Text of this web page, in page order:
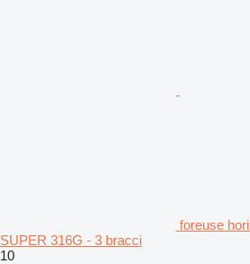
foreuse
SUPER 316G - 3 bracci
10